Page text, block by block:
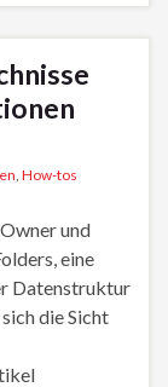
How-tos
und
eine
Datenstruktur
die Sicht